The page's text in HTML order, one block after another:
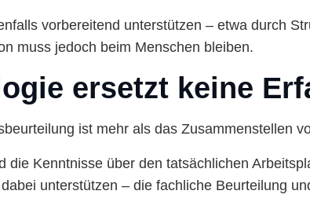
vorbereitend unterstützen – etwa durch
muss jedoch beim Menschen bleiben.
ersetzt keine
ist mehr als das Zusammenstellen
die Kenntnisse über den tatsächlichen
unterstützen – die fachliche Beurteilung